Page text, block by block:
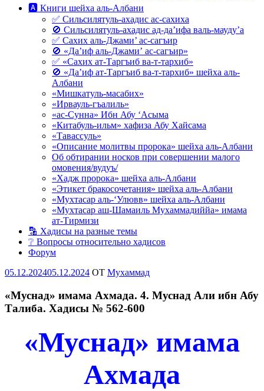
🅰 Книги шейха аль-Албани
✅ Сильсилятуль-ахадис ас-сахиха
🚫 Сильсилятуль-ахадис ад-да’ифа валь-мауду’а
✅ Сахих аль-Джами’ ас-сагъир
🚫 «Да’иф аль-Джами’ ас-сагъир»
✅ «Сахих ат-Таргъиб ва-т-тархиб»
🚫 «Да’иф ат-Таргъиб ва-т-тархиб» шейха аль-
Албани
«Мишкатуль-масабих»
«Ирвауль-гъалиль»
«ас-Сунна» Ибн Абу ‘Асыма
«Китабуль-ильм» хафиза Абу Хайсама
«Тавассуль»
«Описание молитвы пророка» шейха аль-Албани
Об обтирании носков при совершении малого
омовения/вудуъ/
«Хадж пророка» шейха аль-Албани
«Этикет бракосочетания» шейха аль-Албани
«Мухтасар аль-‘Улювв» шейха аль-Албани
«Мухтасар аш-Шамаиль Мухаммадиййа» имама
ат-Тирмизи
🔡 Хадисы на разные темы
❔ Вопросы относительно хадисов
Форум
Опубликовано
05.12.202405.12.2024 OT Мухаммад
«Муснад» имама Ахмада. 4. Муснад Али ибн Абу
Талиба. Хадисы № 562-600
«Муснад» имама
Ахмада